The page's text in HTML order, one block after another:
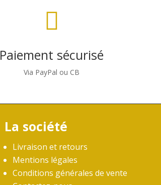

Paiement sécurisé
Via PayPal ou CB
La société
Livraison et retours
Mentions légales
Conditions générales de vente